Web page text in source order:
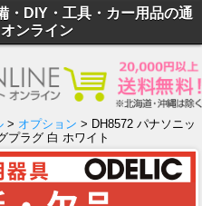
・DIY・工具・カー用品の通
ンライン
> オプション > DH8572 パナソニッ
プラグ 白 ホワイト